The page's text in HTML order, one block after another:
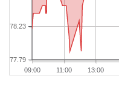
09:00 11:00 13:00
77.79
78.23